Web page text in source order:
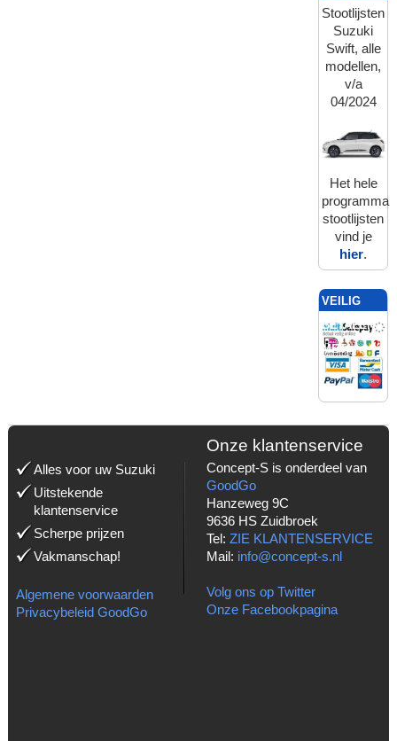
Stootlijsten
Suzuki
Swift, alle
modellen,
v/a
04/2024
Het hele
programma
stootlijsten
vind je
hier.
VEILIG
BETALEN
MET:
Alles voor uw Suzuki
Uitstekende
klantenservice
Scherpe prijzen
Vakmanschap!
Algemene voorwaarden
Privacybeleid GoodGo
Onze klantenservice
Concept-S is onderdeel van
GoodGo
Hanzeweg 9C
9636 HS Zuidbroek
Tel: ZIE KLANTENSERVICE
Mail: info@concept-s.nl
Volg ons op Twitter
Onze Facebookpagina